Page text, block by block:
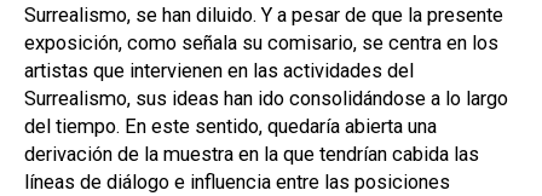
Surrealismo, se han diluido. Y a pesar de que la presente
exposición, como señala su comisario, se centra en los
artistas que intervienen en las actividades del
Surrealismo, sus ideas han ido consolidándose a lo largo
del tiempo. En este sentido, quedaría abierta una
derivación de la muestra en la que tendrían cabida las
líneas de diálogo e influencia entre las posiciones